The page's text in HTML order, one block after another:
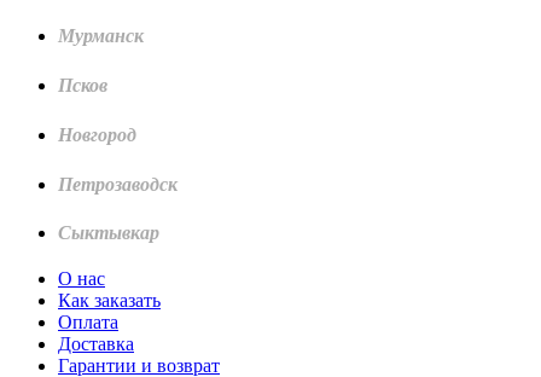
Мурманск
Псков
Новгород
Петрозаводск
Сыктывкар
О нас
Как заказать
Оплата
Доставка
Гарантии и возврат